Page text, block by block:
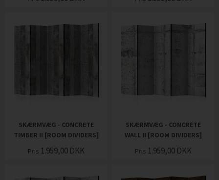
SKÆRMVÆG - CONCRETE
TIMBER II [ROOM DIVIDERS]
Pris 1.959,00 DKK
SKÆRMVÆG - CONCRETE
WALL II [ROOM DIVIDERS]
Pris 1.959,00 DKK